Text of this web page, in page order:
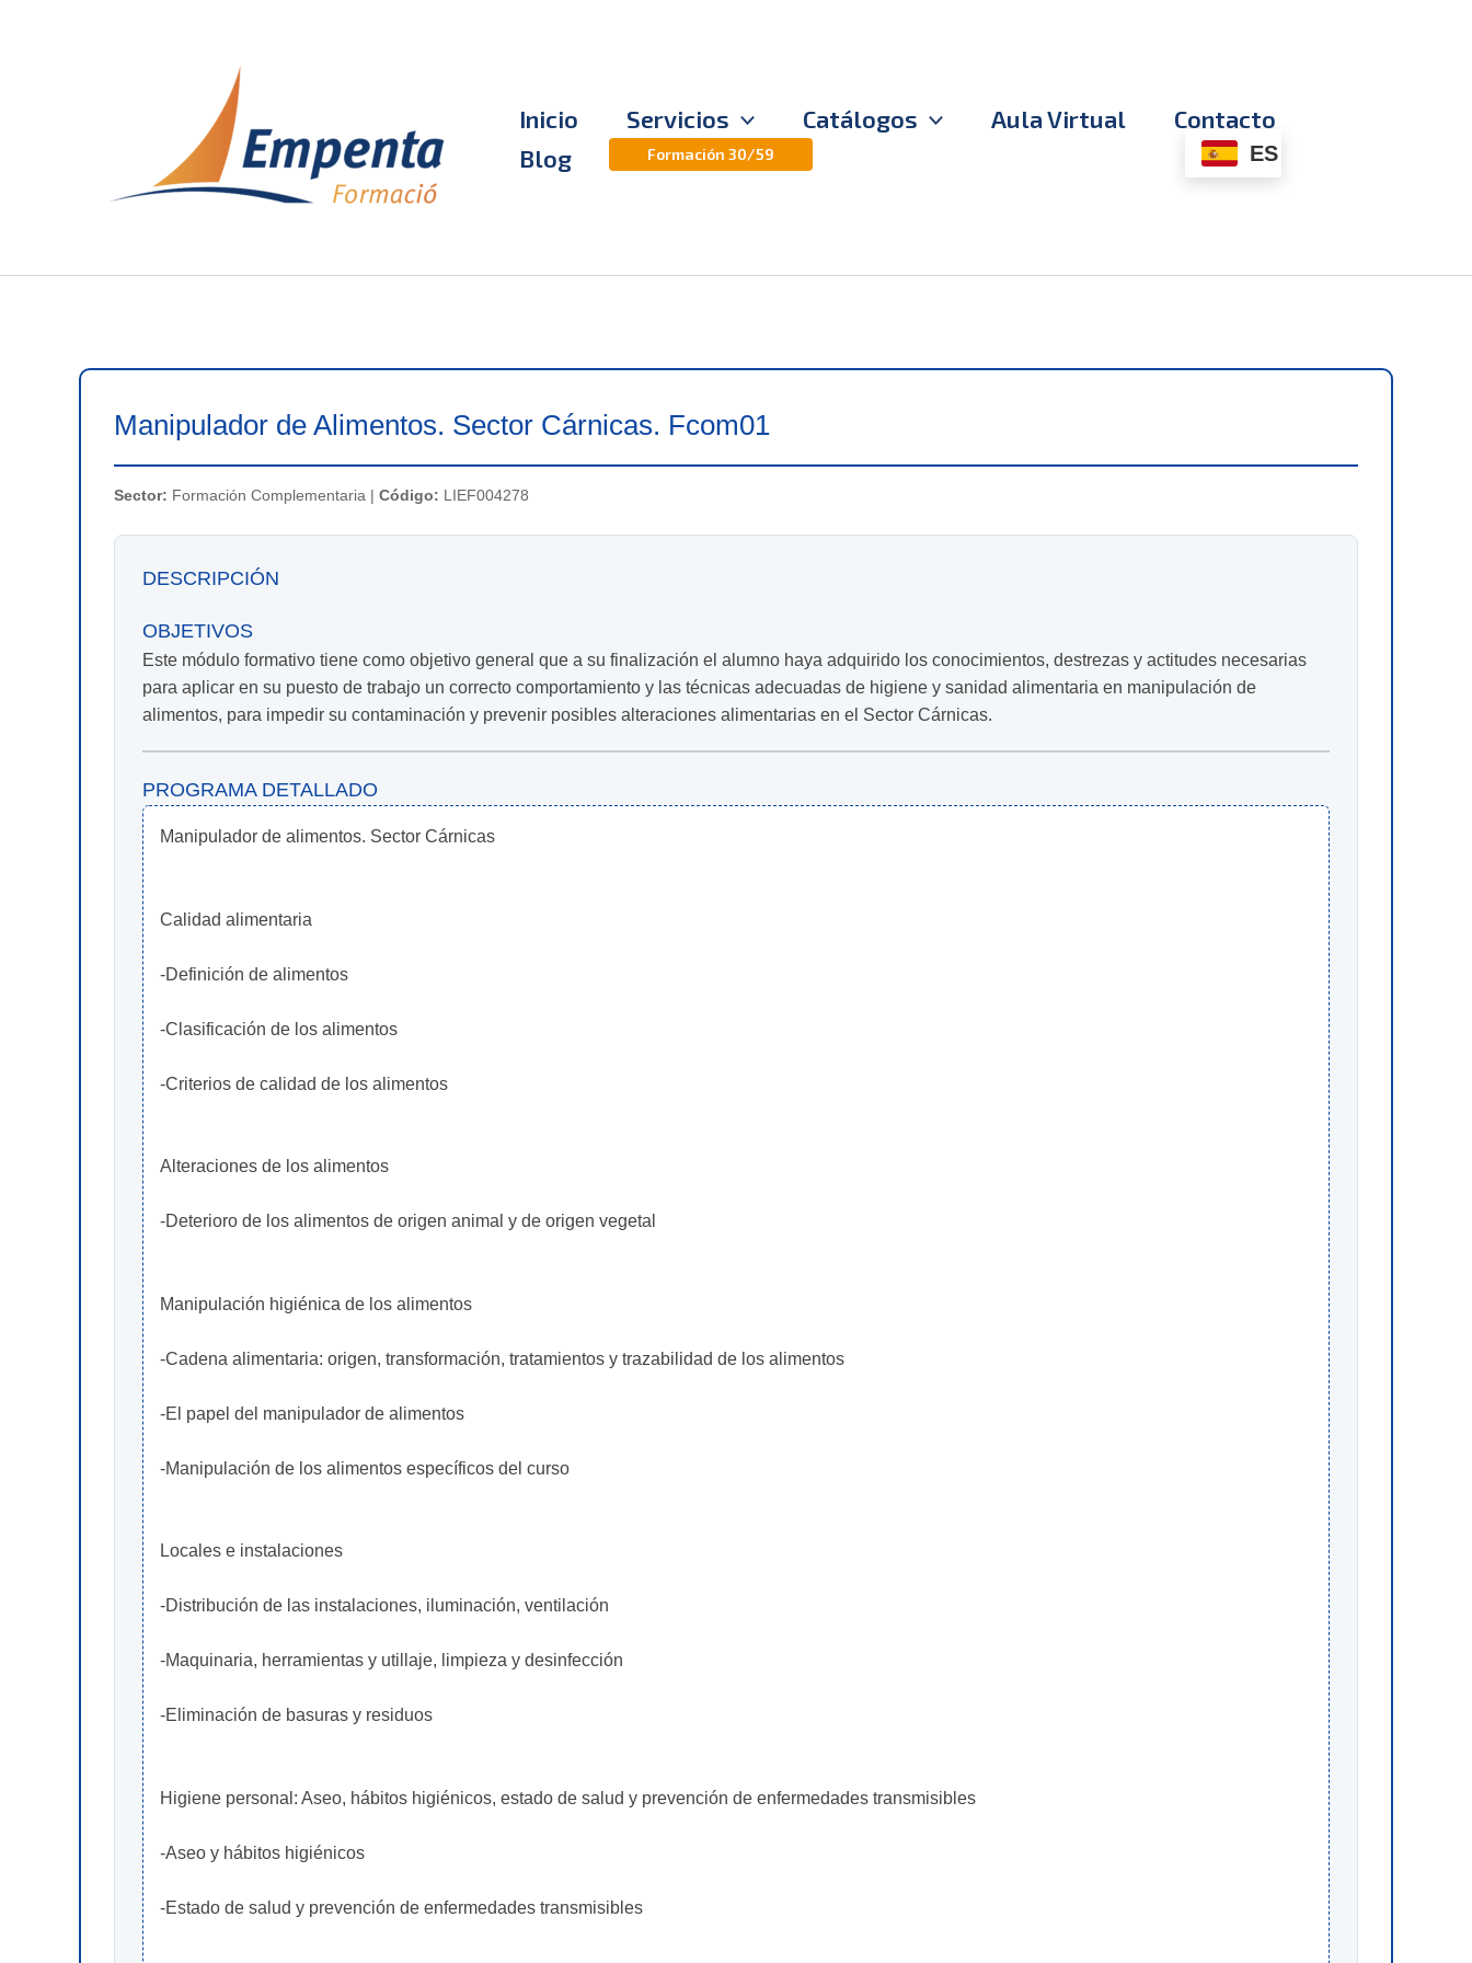
Inicio Servicios Catálogos Aula Virtual
Contacto
Blog
Formación 30/59 ES
Manipulador de Alimentos. Sector Cárnicas. Fcom01
Sector: Formación Complementaria | Código: LIEF004278
DESCRIPCIÓN
OBJETIVOS
Este módulo formativo tiene como objetivo general que a su finalización el alumno haya adquirido los conocimientos, destrezas y actitudes necesarias
para aplicar en su puesto de trabajo un correcto comportamiento y las técnicas adecuadas de higiene y sanidad alimentaria en manipulación de
alimentos, para impedir su contaminación y prevenir posibles alteraciones alimentarias en el Sector Cárnicas.
PROGRAMA DETALLADO
Manipulador de alimentos. Sector Cárnicas
Calidad alimentaria
-Definición de alimentos
-Clasificación de los alimentos
-Criterios de calidad de los alimentos
Alteraciones de los alimentos
-Deterioro de los alimentos de origen animal y de origen vegetal
Manipulación higiénica de los alimentos
-Cadena alimentaria: origen, transformación, tratamientos y trazabilidad de los alimentos
-El papel del manipulador de alimentos
-Manipulación de los alimentos específicos del curso
Locales e instalaciones
-Distribución de las instalaciones, iluminación, ventilación
-Maquinaria, herramientas y utillaje, limpieza y desinfección
-Eliminación de basuras y residuos
Higiene personal: Aseo, hábitos higiénicos, estado de salud y prevención de enfermedades transmisibles
-Aseo y hábitos higiénicos
-Estado de salud y prevención de enfermedades transmisibles